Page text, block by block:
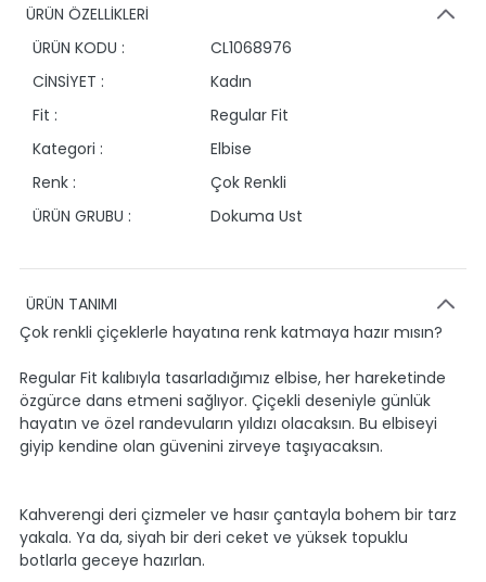
ÜRÜN ÖZELLİKLERİ
ÜRÜN KODU :
CL1068976
CİNSİYET :
Kadın
Fit :
Regular Fit
Kategori :
Elbise
Renk :
Çok Renkli
ÜRÜN GRUBU :
Dokuma Ust
ÜRÜN TANIMI
Çok renkli çiçeklerle hayatına renk katmaya hazır mısın?
Regular Fit kalıbıyla tasarladığımız elbise, her hareketinde
özgürce dans etmeni sağlıyor. Çiçekli deseniyle günlük
hayatın ve özel randevuların yıldızı olacaksın. Bu elbiseyi
giyip kendine olan güvenini zirveye taşıyacaksın.
Kahverengi deri çizmeler ve hasır çantayla bohem bir tarz
yakala. Ya da, siyah bir deri ceket ve yüksek topuklu
botlarla geceye hazırlan.